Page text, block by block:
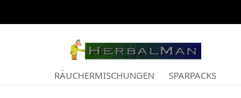
RÄUCHERMISCHUNGEN SPARPACKS